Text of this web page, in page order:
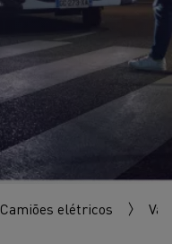
Camiões elétricos